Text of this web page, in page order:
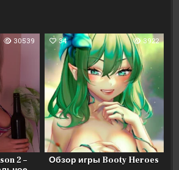
30539
2 –
34 3922
Обзор игры Booty Heroes